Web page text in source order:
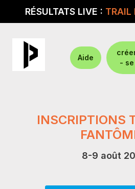
RÉSULTATS LIVE : TRAIL
Aide
-
INSCRIPTIONS
8-9 août